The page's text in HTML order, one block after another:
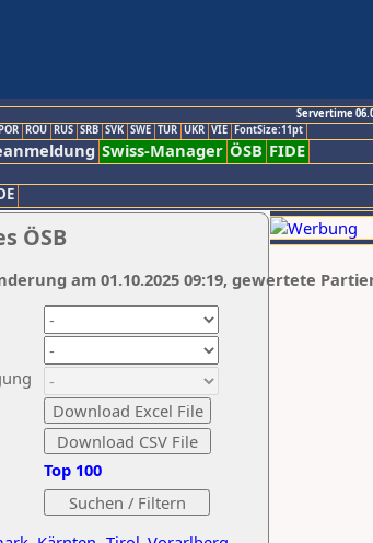
Servertime
ROU RUS SRB SVK SWE TUR UKR VIE FontSize:11pt
Swiss-Manager ÖSB FIDE
ÖSB
Top 100
am 01.10.2025 09:19, gewertete